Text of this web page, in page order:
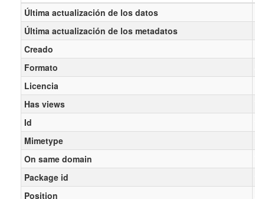
Última actualización de los datos
Última actualización de los metadatos
Creado
Formato
Licencia
Has views
Id
Mimetype
On same domain
Package id
Position